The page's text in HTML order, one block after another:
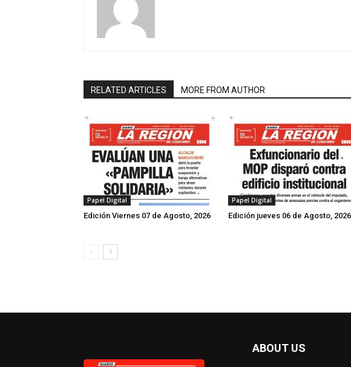
RELATED ARTICLES MORE FROM AUTHOR
Papel Digital
Edición Viernes 07 de Agosto, 2026
Papel Digital
Edición jueves 06 de Agosto, 2026
ABOUT US